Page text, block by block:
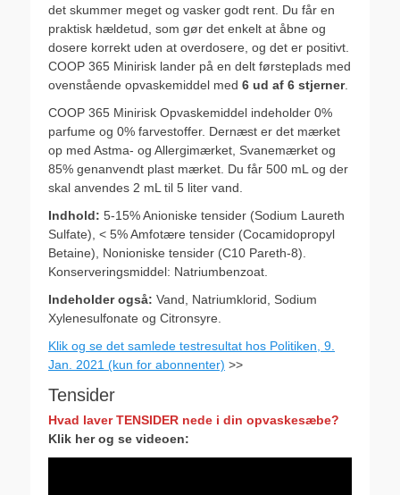
det skummer meget og vasker godt rent. Du får en
praktisk hældetud, som gør det enkelt at åbne og
dosere korrekt uden at overdosere, og det er positivt.
COOP 365 Minirisk lander på en delt førsteplads med
ovenstående opvaskemiddel med 6 ud af 6 stjerner.
COOP 365 Minirisk Opvaskemiddel indeholder 0%
parfume og 0% farvestoffer. Dernæst er det mærket
op med Astma- og Allergimærket, Svanemærket og
85% genanvendt plast mærket. Du får 500 mL og der
skal anvendes 2 mL til 5 liter vand.
Indhold: 5-15% Anioniske tensider (Sodium Laureth
Sulfate), < 5% Amfotære tensider (Cocamidopropyl
Betaine), Nonioniske tensider (C10 Pareth-8).
Konserveringsmiddel: Natriumbenzoat.
Indeholder også: Vand, Natriumklorid, Sodium
Xylenesulfonate og Citronsyre.
Klik og se det samlede testresultat hos Politiken, 9.
Jan. 2021 (kun for abonnenter) >>
Tensider
Hvad laver TENSIDER nede i din opvaskesæbe?
Klik her og se videoen: